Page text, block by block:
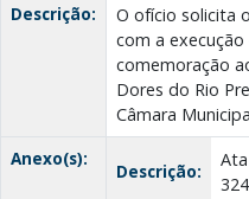
Descrição:
O ofício solicita
com a
comemoração
Dores do Rio
Câmara
Anexo(s):
Descrição:
Ata